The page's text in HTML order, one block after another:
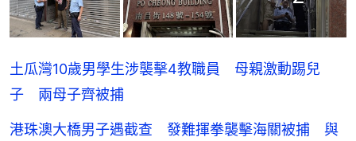
土瓜灣10歲男學生涉襲擊4教職員 母親激動踢兒
子 兩母子齊被捕
港珠澳大橋男子遇截查 發難揮拳襲擊海關被捕 與